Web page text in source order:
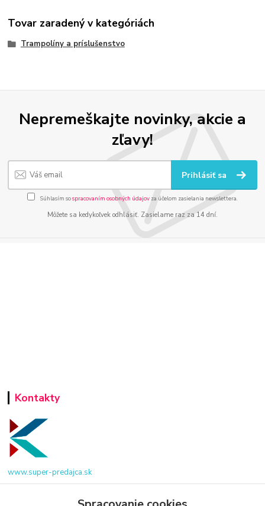
Tovar zaradený v kategóriách
Trampolíny a príslušenstvo
Nepremeškajte novinky, akcie a
zľavy!
Prihlásiť sa
Súhlasím sospracovaním osobných údajov za účelom zasielania newslettera.
Môžete sa kedykoľvek odhlásiť. Zasielame raz za 14 dní.
Kontakty
www.super-predajca.sk